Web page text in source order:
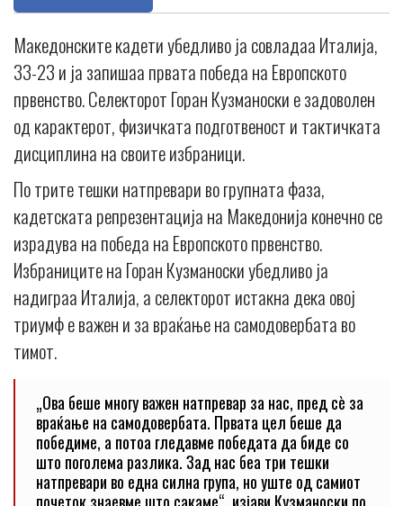
Македонските кадети убедливо ја совладаа Италија,
33-23 и ја запишаа првата победа на Европското
првенство. Селекторот Горан Кузманоски е задоволен
од карактерот, физичката подготвеност и тактичката
дисциплина на своите избраници.
По трите тешки натпревари во групната фаза,
кадетската репрезентација на Македонија конечно се
израдува на победа на Европското првенство.
Избраниците на Горан Кузманоски убедливо ја
надиграа Италија, а селекторот истакна дека овој
триумф е важен и за враќање на самодовербата во
тимот.
„Ова беше многу важен натпревар за нас, пред сè за
враќање на самодовербата. Првата цел беше да
победиме, а потоа гледавме победата да биде со
што поголема разлика. Зад нас беа три тешки
натпревари во една силна група, но уште од самиот